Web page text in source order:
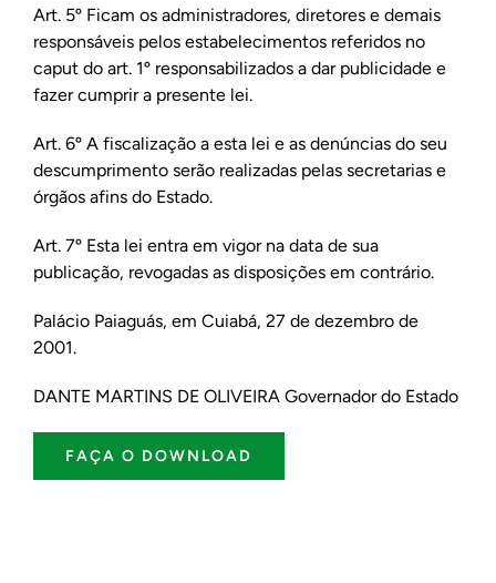
Art. 5º Ficam os administradores, diretores e demais
responsáveis pelos estabelecimentos referidos no
caput do art. 1º responsabilizados a dar publicidade e
fazer cumprir a presente lei.
Art. 6º A fiscalização a esta lei e as denúncias do seu
descumprimento serão realizadas pelas secretarias e
órgãos afins do Estado.
Art. 7º Esta lei entra em vigor na data de sua
publicação, revogadas as disposições em contrário.
Palácio Paiaguás, em Cuiabá, 27 de dezembro de
2001.
DANTE MARTINS DE OLIVEIRA Governador do Estado
FAÇA O DOWNLOAD